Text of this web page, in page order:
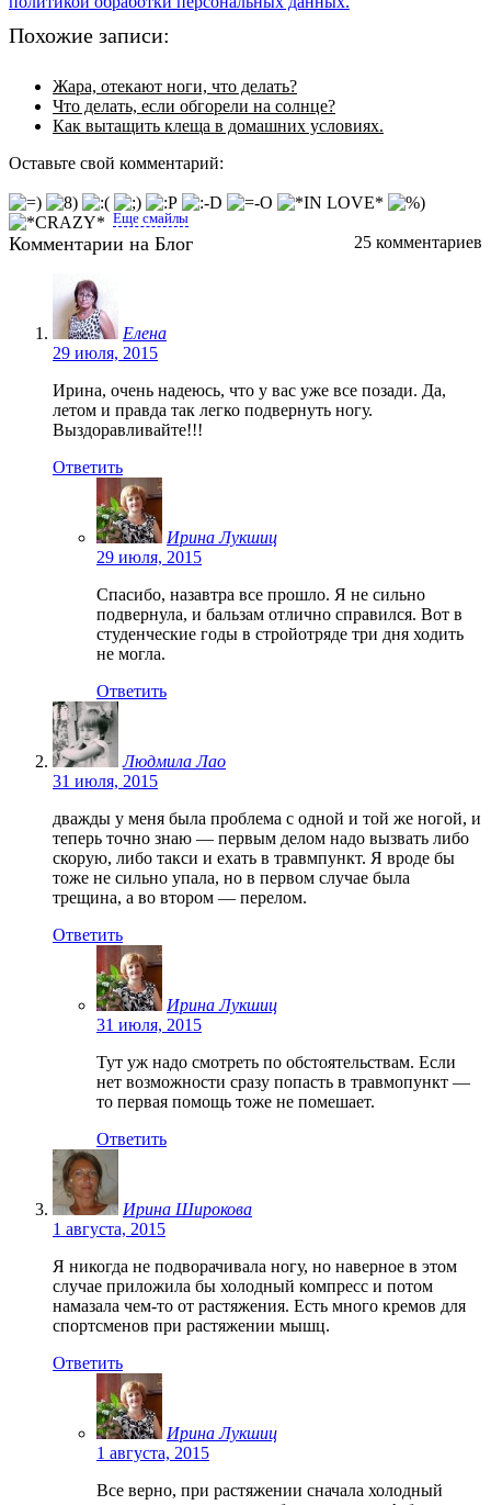
Похожие записи:
Жара, отекают ноги, что делать?
Что делать, если обгорели на солнце?
Как вытащить клеща в домашних условиях.
Оставьте свой комментарий:
Еще смайлы
Комментарии на Блог 25 комментариев
Елена
29 июля, 2015
Ирина, очень надеюсь, что у вас уже все позади. Да,
летом и правда так легко подвернуть ногу.
Выздоравливайте!!!
Ответить
Ирина Лукшиц
29 июля, 2015
Спасибо, назавтра все прошло. Я не сильно
подвернула, и бальзам отлично справился. Вот в
студенческие годы в стройотряде три дня ходить
не могла.
Ответить
Людмила Лао
31 июля, 2015
дважды у меня была проблема с одной и той же ногой, и
теперь точно знаю — первым делом надо вызвать либо
скорую, либо такси и ехать в травмпункт. Я вроде бы
тоже не сильно упала, но в первом случае была
трещина, а во втором — перелом.
Ответить
Ирина Лукшиц
31 июля, 2015
Тут уж надо смотреть по обстоятельствам. Если
нет возможности сразу попасть в травмопункт —
то первая помощь тоже не помешает.
Ответить
Ирина Широкова
1 августа, 2015
Я никогда не подворачивала ногу, но наверное в этом
случае приложила бы холодный компресс и потом
намазала чем-то от растяжения. Есть много кремов для
спортсменов при растяжении мышц.
Ответить
Ирина Лукшиц
1 августа, 2015
Все верно, при растяжении сначала холодный